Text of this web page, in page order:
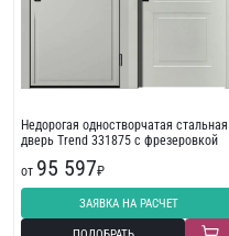
Недорогая одностворчатая стальная
дверь Trend 331875 с фрезеровкой
от 95 597₽
ЗАЯВКА НА РАСЧЕТ